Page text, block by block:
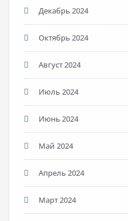
Декабрь 2024
Октябрь 2024
Август 2024
Июль 2024
Июнь 2024
Май 2024
Апрель 2024
Март 2024